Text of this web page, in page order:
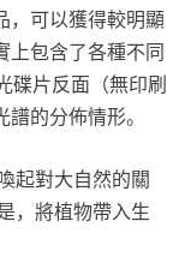
，可以獲得較明顯
上包含了各種不同
碟片反面（無印刷
的分佈情形。
起對大自然的關
，將植物帶入生